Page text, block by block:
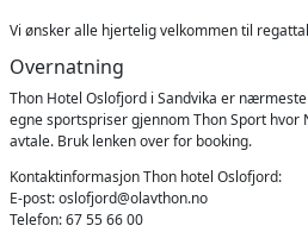
Vi ønsker alle hjertelig velkommen til
Overnatning
Thon Hotel Oslofjord i Sandvika er
egnesportspriser gjennom Thon Sport hvor
avtale. Bruk lenken over for booking.
Kontaktinformasjon Thon hotel Oslofjord:
E-post:oslofjord@olavthon.no
Telefon:67 55 66 00